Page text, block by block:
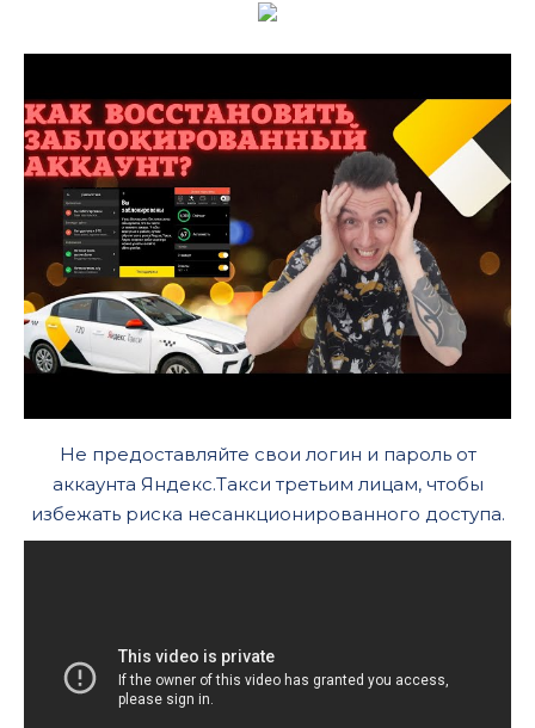
Не предоставляйте свои логин и пароль от
аккаунта Яндекс.Такси третьим лицам, чтобы
избежать риска несанкционированного доступа.